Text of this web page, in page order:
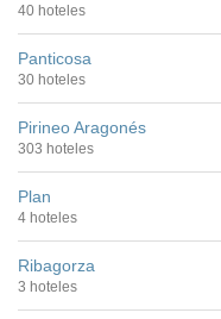
40 hoteles
Panticosa
30 hoteles
Pirineo Aragonés
303 hoteles
Plan
4 hoteles
Ribagorza
3 hoteles